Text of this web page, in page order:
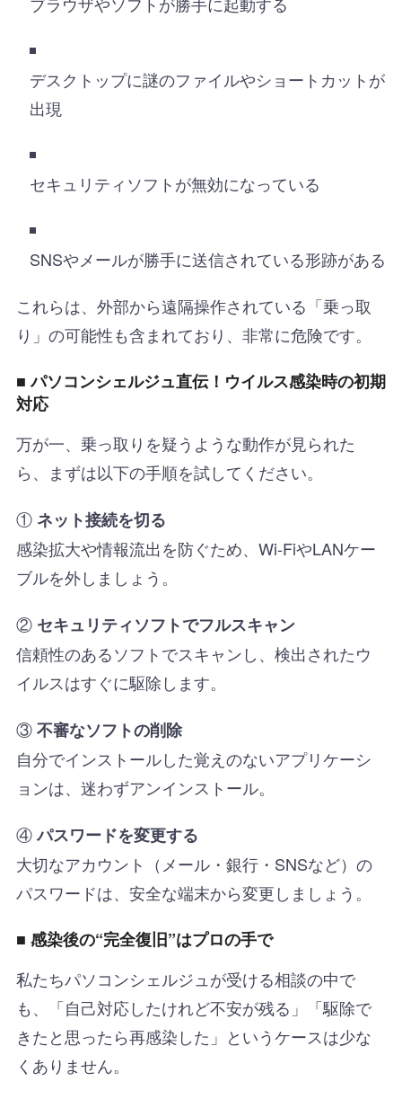
デスクトップに謎のファイルやショートカットが
出現
セキュリティソフトが無効になっている
SNSやメールが勝手に送信されている形跡がある
これらは、外部から遠隔操作されている「乗っ取
り」の可能性も含まれており、非常に危険です。
■ パソコンシェルジュ直伝！ウイルス感染時の初期
対応
万が一、乗っ取りを疑うような動作が見られた
ら、まずは以下の手順を試してください。
① ネット接続を切る
感染拡大や情報流出を防ぐため、Wi-FiやLANケー
ブルを外しましょう。
② セキュリティソフトでフルスキャン
信頼性のあるソフトでスキャンし、検出されたウ
イルスはすぐに駆除します。
③不審なソフトの削除
自分でインストールした覚えのないアプリケーシ
ョンは、迷わずアンインストール。
④パスワードを変更する
大切なアカウント（メール・銀行・SNSなど）の
パスワードは、安全な端末から変更しましょう。
■ 感染後の“完全復旧”はプロの手で
私たちパソコンシェルジュが受ける相談の中で
も、「自己対応したけれど不安が残る」「駆除で
きたと思ったら再感染した」というケースは少な
くありません。